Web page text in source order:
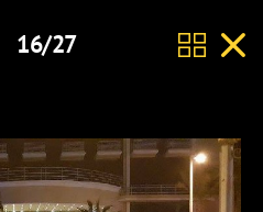
16/27